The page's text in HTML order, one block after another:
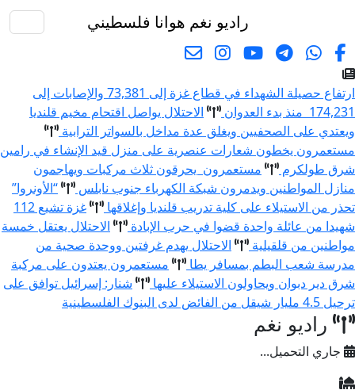
راديو نغم هوانا فلسطيني
ارتفاع حصيلة الشهداء في قطاع غزة إلى 73,381 والإصابات إلى
174,231 منذ بدء العدوان
الاحتلال يواصل اقتحام مخيم قلنديا
ويعتدي على الصحفيين ويغلق عدة مداخل بالسواتر الترابية
مستعمرون يخطون شعارات عنصرية على منزل قيد الإنشاء في رامين
شرق طولكرم
مستعمرون يحرقون ثلاث مركبات ويهاجمون
منازل المواطنين ويدمرون شبكة الكهرباء جنوب نابلس
“الأونروا”
تحذر من الاستيلاء على كلية تدريب قلنديا وإغلاقها
غزة تشيع 112
شهيدا من عائلة واحدة قضوا في حرب الإبادة
الاحتلال يعتقل خمسة
مواطنين من قلقيلية
الاحتلال يهدم غرفتين ووحدة صحية من
مدرسة شعب البطم بمسافر يطا
مستعمرون يعتدون على مركبة
شرق دير دبوان ويحاولون الاستيلاء عليها
شنار: إسرائيل توافق على
ترحيل 4.5 مليار شيقل من الفائض لدى البنوك الفلسطينية
راديو نغم
جاري التحميل...